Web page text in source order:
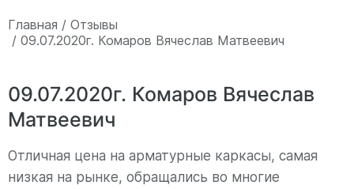
Главная
Отзывы
09.07.2020г. Комаров Вячеслав Матвеевич
09.07.2020г. Комаров Вячеслав
Матвеевич
Отличная цена на арматурные каркасы, самая
низкая на рынке, обращались во многие